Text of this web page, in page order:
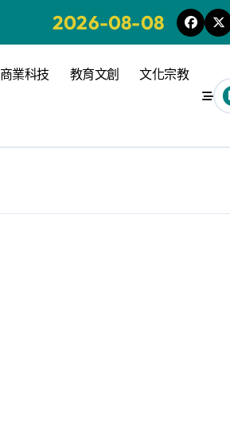
2026-08-08
商業科技 教育文創 文化宗教